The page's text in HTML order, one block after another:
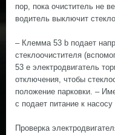
пор, пока очиститель не
водитель выключит
– Клемма 53 b подает
стеклоочистителя
53 е электродвигатель
отключения, чтобы
положение парковки. –
с подает питание к
Проверка